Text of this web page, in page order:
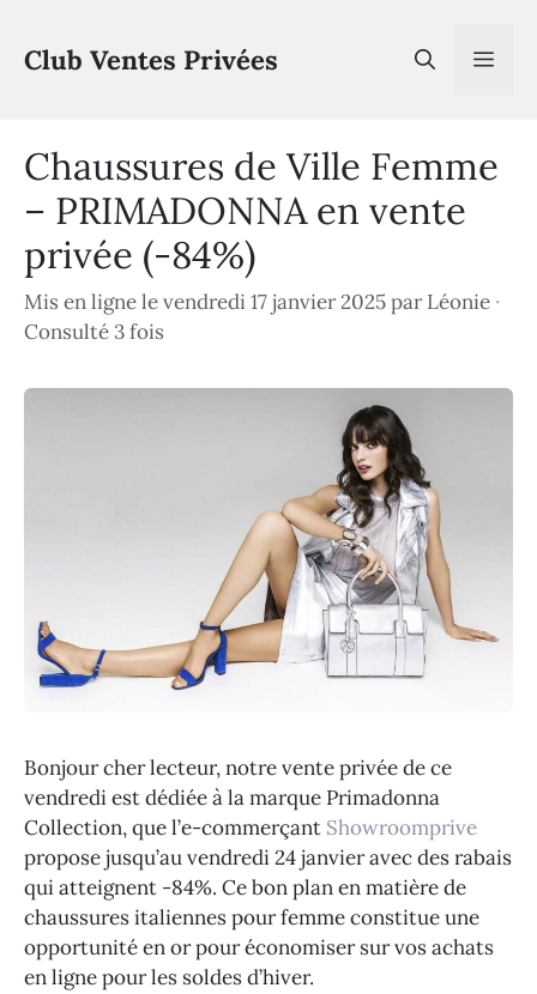
contenu
Club Ventes Privées
Chaussures de Ville Femme
– PRIMADONNA en vente
privée (-84%)
Mis en ligne le vendredi 17 janvier 2025parLéonie ·
Consulté 3 fois
Bonjour cher lecteur, notre vente privée de ce
vendredi est dédiée à la marque Primadonna
Collection, que l’e-commerçant Showroomprive
propose jusqu’au vendredi 24 janvier avec des rabais
qui atteignent -84%. Ce bon plan en matière de
chaussures italiennes pour femme constitue une
opportunité en or pour économiser sur vos achats
en ligne pour les soldes d’hiver.